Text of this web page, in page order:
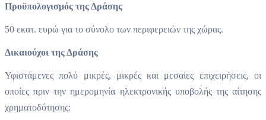
Προϋπολογισμός της Δράσης
50 εκατ. ευρώ για το σύνολο των περιφερειών της χώρας.
Δικαιούχοι της Δράσης
Υφιστάμενες πολύ μικρές, μικρές και μεσαίες επιχειρήσεις, οι
οποίες πριν την ημερομηνία ηλεκτρονικής υποβολής της αίτησης
χρηματοδότησης: